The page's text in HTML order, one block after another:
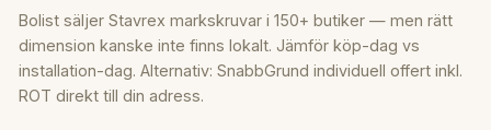
Bolist säljer Stavrex markskruvar i 150+ butiker — men rätt
dimension kanske inte finns lokalt. Jämför köp-dag vs
installation-dag. Alternativ: SnabbGrund individuell offert inkl.
ROT direkt till din adress.